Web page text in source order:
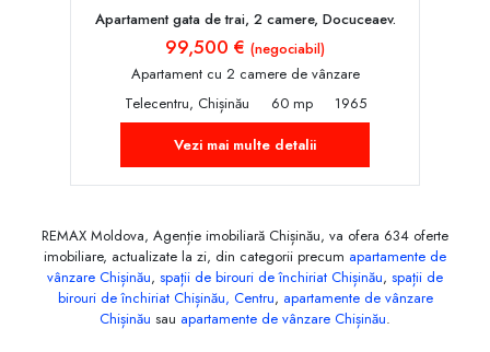
Apartament gata de trai, 2 camere, Docuceaev.
99,500 € (negociabil)
Apartament cu 2 camere de vânzare
Telecentru, Chișinău
60 mp
1965
Vezi mai multe detalii
REMAX Moldova, Agenție imobiliară Chișinău, va ofera 634 oferte
imobiliare, actualizate la zi, din categorii precum apartamente de
vânzare Chișinău, spații de birouri de închiriat Chișinău, spații de
birouri de închiriat Chișinău, Centru, apartamente de vânzare
Chișinău sau apartamente de vânzare Chișinău.